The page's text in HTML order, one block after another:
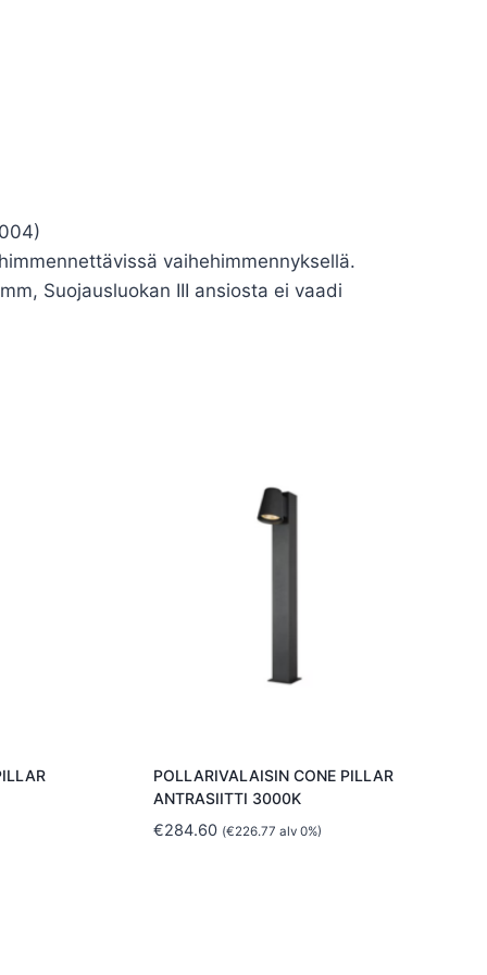
vaihehimmennyksellä.
Suojausluokan III ansiosta ei vaadi
POLLARIVALAISIN CONE PILLAR
ANTRASIITTI 3000K
€284.60 (€226.77 alv 0%)